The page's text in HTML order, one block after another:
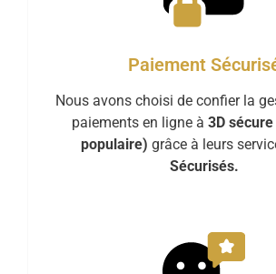
Paiement
Nous avons choisi de confier la
paiements en ligne à 3D
populaire) grâce à leurs
Sécurisés.